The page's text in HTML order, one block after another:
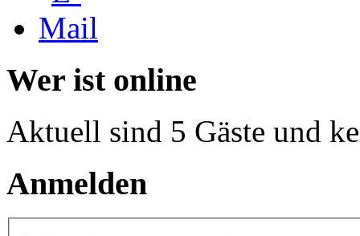
Wer ist online
Aktuell sind 5 Gäste und
Anmelden